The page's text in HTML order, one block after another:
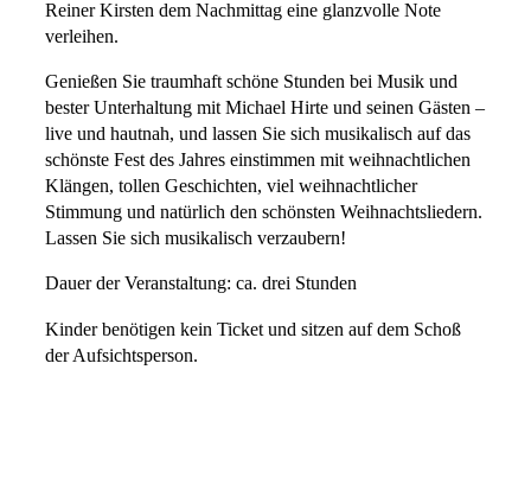
Reiner Kirsten dem Nachmittag eine glanzvolle Note
verleihen.
Genießen Sie traumhaft schöne Stunden bei Musik und
bester Unterhaltung mit Michael Hirte und seinen Gästen –
live und hautnah, und lassen Sie sich musikalisch auf das
schönste Fest des Jahres einstimmen mit weihnachtlichen
Klängen, tollen Geschichten, viel weihnachtlicher
Stimmung und natürlich den schönsten Weihnachtsliedern.
Lassen Sie sich musikalisch verzaubern!
Dauer der Veranstaltung: ca. drei Stunden
Kinder benötigen kein Ticket und sitzen auf dem Schoß
der Aufsichtsperson.